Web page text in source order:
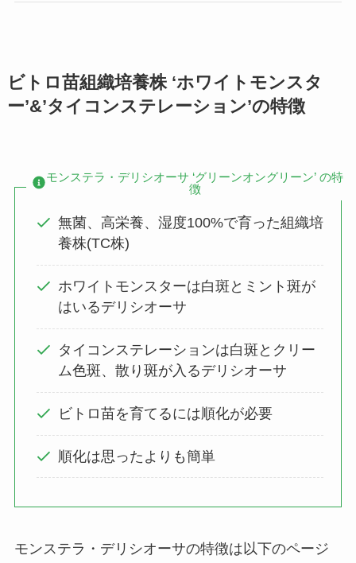
ビトロ苗組織培養株 ‘ホワイトモンスタ
ー’&’タイコンステレーション’の特徴
モンステラ・デリシオーサ ‘グリーンオングリーン’ の特
徴
無菌、高栄養、湿度100%で育った組織培
養株(TC株)
ホワイトモンスターは白斑とミント斑が
はいるデリシオーサ
タイコンステレーションは白斑とクリー
ム色斑、散り斑が入るデリシオーサ
ビトロ苗を育てるには順化が必要
順化は思ったよりも簡単
モンステラ・デリシオーサの特徴は以下のページ